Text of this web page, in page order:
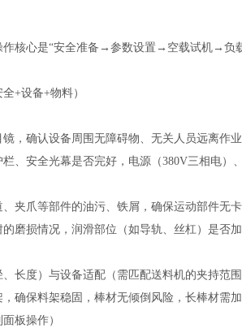
作核心是“安全准备→参数设置→空载试机→负
+设备+物料）
，确认设备周围无障碍物、无关人员远离作
、安全光幕是否完好，电源（380V三相电）
夹爪等部件的油污、铁屑，确保运动部件无
磨损情况，润滑部位（如导轨、丝杠）是否
长度）与设备适配（需匹配送料机的夹持范
确保料架稳固，棒材无倾倒风险，长棒材需
面板操作）